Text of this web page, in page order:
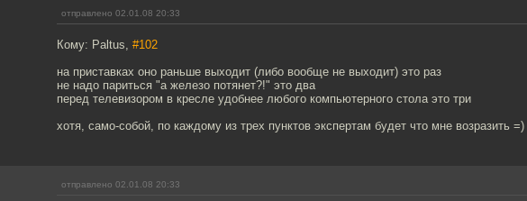
отправлено 02.01.08 20:33
Кому: Paltus, #102
на приставках оно раньше выходит (либо вообще не выходит) это раз
не надо париться "а железо потянет?!" это два
перед телевизором в кресле удобнее любого компьютерного стола это три
хотя, само-собой, по каждому из трех пунктов экспертам будет что мне возразить =)
отправлено 02.01.08 20:33